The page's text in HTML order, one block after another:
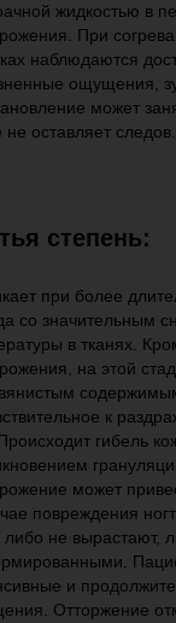
жидкостью в
При
наблюдаются
ощущения,
может
не оставляет следов.
степень:
при более
со значительным
в тканях.
на этой
к
гибель
может
повреждения
либо не вырастают,
и
Отторжение